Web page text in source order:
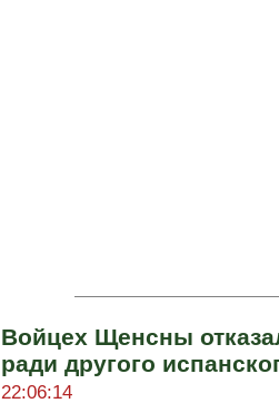
Войцех Щенсны
ради другого
22:06:14